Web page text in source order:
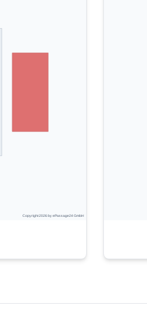
Copyright 2026 by ePassage24 GmbH